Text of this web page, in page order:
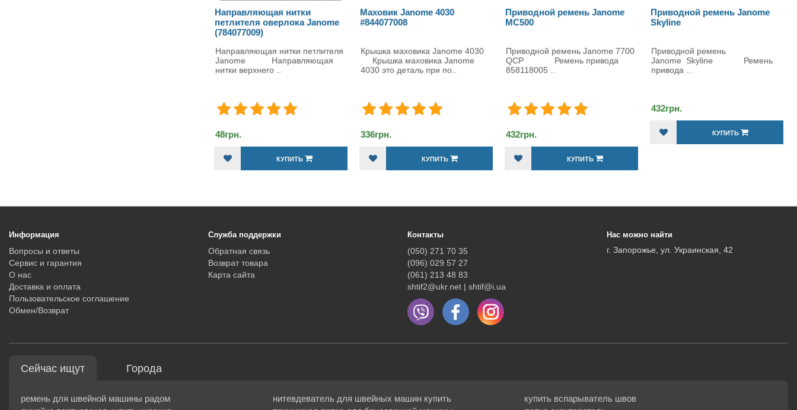
Направляющая нитки
петлителя оверлока Janome
(784077009)
Направляющая нитки петлителя
Janome Направляющая
нитки верхнего ..
48грн.
КУПИТЬ
Маховик Janome 4030
#844077008
Крышка маховика Janome 4030
Крышка маховика Janome
4030 это деталь при по..
336грн.
КУПИТЬ
Приводной ремень Janome
МС500
Приводной ремень Janome 7700
QCP Ремень привода
858118005 ..
432грн.
КУПИТЬ
Приводной ремень Janome
Skyline
Приводной ремень
Janome Skyline Ремень
привода ..
432грн.
КУПИТЬ
Информация
Вопросы и ответы
Сервис и гарантия
О нас
Доставка и оплата
Пользовательское соглашение
Обмен/Возврат
Служба поддержки
Обратная связь
Возврат товара
Карта сайта
Контакты
(050) 271 70 35
(096) 029 57 27
(061) 213 48 83
shtif2@ukr.net | shtif@i.ua
Нас можно найти
г. Запорожье, ул. Украинская, 42
Сейчас ищут Города
ремень для швейной машины радом нитевдеватель для швейных машин купить
купить вспарыватель швов